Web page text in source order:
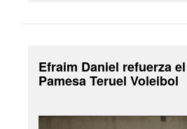
Efraim Daniel refuerza
Pamesa Teruel Voleibol